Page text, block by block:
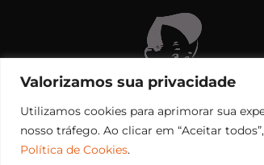
Valorizamos sua privacidade
Utilizamos cookies para aprimorar sua
nosso tráfego. Ao clicar em “Aceitar
Política de Cookies.